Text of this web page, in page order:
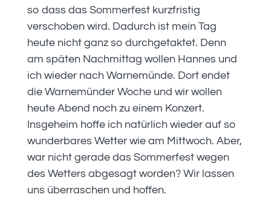
so dass das Sommerfest kurzfristig
verschoben wird. Dadurch ist mein Tag
heute nicht ganz so durchgetaktet. Denn
am späten Nachmittag wollen Hannes und
ich wieder nach Warnemünde. Dort endet
die Warnemünder Woche und wir wollen
heute Abend noch zu einem Konzert.
Insgeheim hoffe ich natürlich wieder auf so
wunderbares Wetter wie am Mittwoch. Aber,
war nicht gerade das Sommerfest wegen
des Wetters abgesagt worden? Wir lassen
uns überraschen und hoffen.